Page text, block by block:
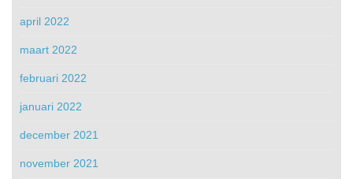
april 2022
maart 2022
februari 2022
januari 2022
december 2021
november 2021